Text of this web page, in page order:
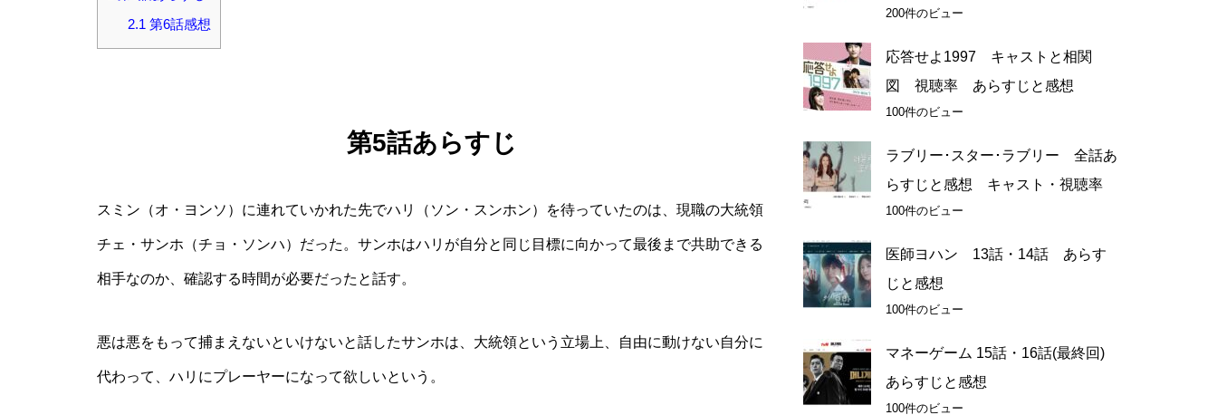
2.1 第6話感想
第5話あらすじ
スミン（オ・ヨンソ）に連れていかれた先でハリ（ソン・スンホン）を待っていたのは、現職の大統領
チェ・サンホ（チョ・ソンハ）だった。サンホはハリが自分と同じ目標に向かって最後まで共助できる
相手なのか、確認する時間が必要だったと話す。
悪は悪をもって捕まえないといけないと話したサンホは、大統領という立場上、自由に動けない自分に
代わって、ハリにプレーヤーになって欲しいという。
200件のビュー
応答せよ1997 キャストと相関
図 視聴率 あらすじと感想
100件のビュー
ラブリー･スター･ラブリー 全話あ
らすじと感想 キャスト・視聴率
100件のビュー
医師ヨハン 13話・14話 あらす
じと感想
100件のビュー
マネーゲーム 15話・16話(最終回)
あらすじと感想
100件のビュー